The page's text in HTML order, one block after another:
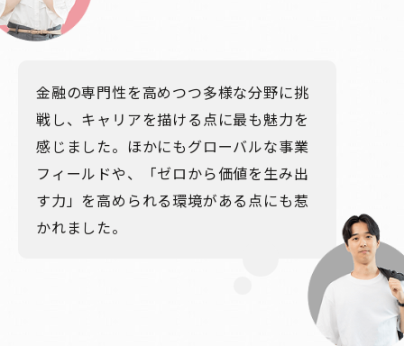
金融の専門性を高めつつ多様な分野に挑
戦し、キャリアを描ける点に最も魅力を
感じました。ほかにもグローバルな事業
フィールドや、「ゼロから価値を生み出
す力」を高められる環境がある点にも惹
かれました。